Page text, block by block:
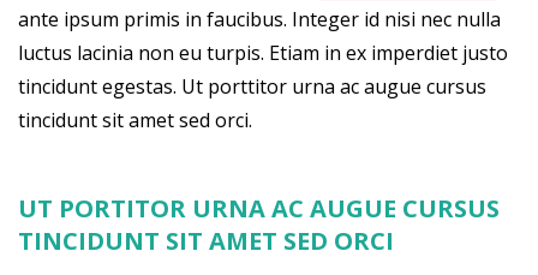
ante ipsum primis in faucibus. Integer id nisi nec nulla
luctus lacinia non eu turpis. Etiam in ex imperdiet justo
tincidunt egestas. Ut porttitor urna ac augue cursus
tincidunt sit amet sed orci.
UT PORTITOR URNA AC AUGUE CURSUS
TINCIDUNT SIT AMET SED ORCI